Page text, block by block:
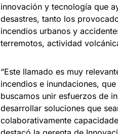
innovación y tecnología que
desastres, tanto los
incendios urbanos y
terremotos, actividad
“Este llamado es muy
incendios e inundaciones,
buscamos unir esfuerzos de
desarrollar soluciones que
colaborativamente